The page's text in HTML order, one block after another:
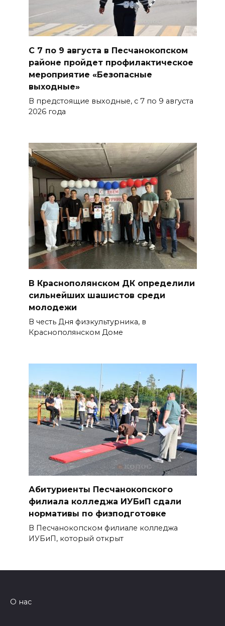
Бетон и влага: эксперт ЮФУ
объяснил, почему
ростовчанам тяжело
07 августа 2026 16:30
ВСЕ КАК ЕСТЬ. Исчезающая
Украина. Страна вдов и
сирот...
С 7 по 9 августа в Песчанокопском
районе пройдет профилактическое
мероприятие «Безопасные
выходные»
В предстоящие выходные, с 7 по 9 августа
2026 года
В Краснополянском ДК определили
сильнейших шашистов среди
молодежи
В честь Дня физкультурника, в
Краснополянском Доме
Абитуриенты Песчанокопского
филиала колледжа ИУБиП сдали
нормативы по физподготовке
В Песчанокопском филиале колледжа
ИУБиП, который открыт
О нас